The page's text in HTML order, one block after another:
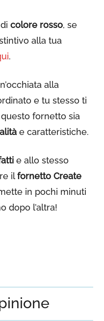
dicolore rosso, se
alla tua
.
alla
e tu stesso ti
fornetto sia
e caratteristiche.
e allo stesso
ilfornetto Create
in pochi minuti
dopo l’altra!